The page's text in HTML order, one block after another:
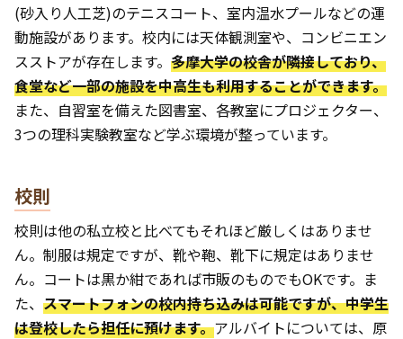
(砂入り人工芝)のテニスコート、室内温水プールなどの運
動施設があります。校内には天体観測室や、コンビニエン
スストアが存在します。 多摩大学の校舎が隣接しており、
食堂など一部の施設を中高生も利用することができます。
また、自習室を備えた図書室、各教室にプロジェクター、
3つの理科実験教室など学ぶ環境が整っています。
校則
校則は他の私立校と比べてもそれほど厳しくはありませ
ん。制服は規定ですが、靴や鞄、靴下に規定はありませ
ん。コートは黒か紺であれば市販のものでもOKです。ま
た、 スマートフォンの校内持ち込みは可能ですが、中学生
は登校したら担任に預けます。アルバイトについては、原